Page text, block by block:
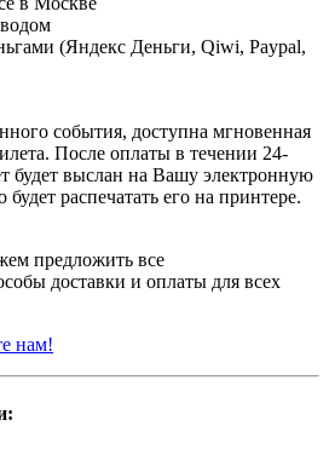
(Яндекс Деньги, Qiwi, Paypal,
события, доступна мгновенная
. После оплаты в течении 24-
будет выслан на Вашу электронную
распечатать его на принтере.
предложить все
доставки и оплаты для всех
нам!